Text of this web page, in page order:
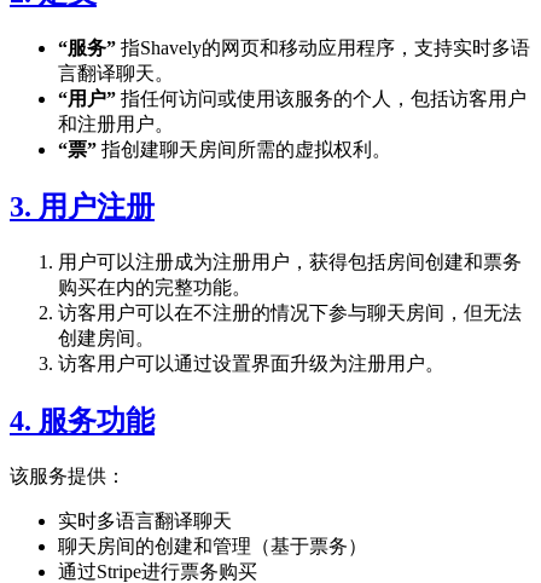
“服务” 指Shavely的网页和移动应用程序，支持实时多语
言翻译聊天。
“用户” 指任何访问或使用该服务的个人，包括访客用户
和注册用户。
“票” 指创建聊天房间所需的虚拟权利。
3. 用户注册
用户可以注册成为注册用户，获得包括房间创建和票务
购买在内的完整功能。
访客用户可以在不注册的情况下参与聊天房间，但无法
创建房间。
访客用户可以通过设置界面升级为注册用户。
4. 服务功能
该服务提供：
实时多语言翻译聊天
聊天房间的创建和管理（基于票务）
通过Stripe进行票务购买